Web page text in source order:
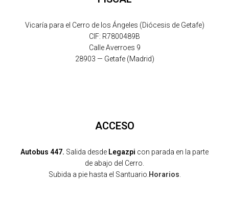
Vicaría para el Cerro de los Ángeles (Diócesis de Getafe)
CIF: R7800489B
Calle Averroes 9
28903 — Getafe (Madrid)
ACCESO
Autobus 447. Salida desde Legazpi con parada en la parte
de abajo del Cerro.
Subida a pie hasta el Santuario. Horarios